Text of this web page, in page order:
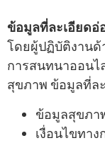
ข้อมูลที่ละเอียดอ่
โดยผู้ปฏิบัติงานด้
การสนทนาออน
สุขภาพ ข้อมูลที่ล
ข้อมูลสุขภา
เงื่อนไขทา